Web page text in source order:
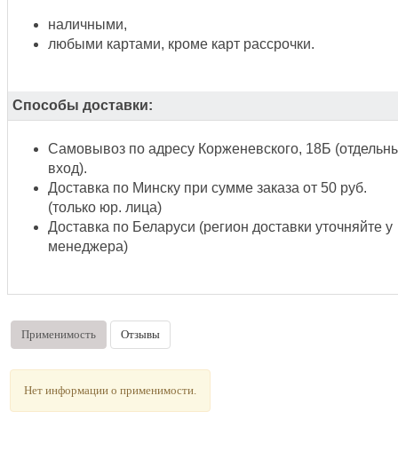
наличными,
любыми картами, кроме карт рассрочки.
Способы доставки:
Самовывоз по адресу Корженевского, 18Б
вход).
Доставка по Минску при сумме заказа от 50 руб.
(только юр. лица)
Доставка по Беларуси (регион доставки уточняйте у
менеджера)
Применимость Отзывы
Нет информации о применимости.